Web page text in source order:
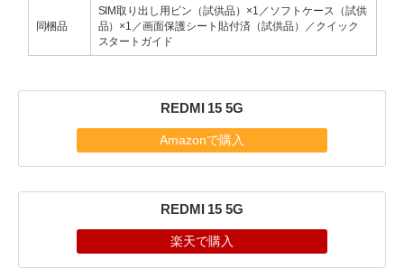
同梱品
SIM取り出し用ピン（試供品）×1／ソフトケース（試供
品）×1／画面保護シート貼付済（試供品）／クイック
スタートガイド
REDMI 15 5G
Amazonで購入
REDMI 15 5G
楽天で購入